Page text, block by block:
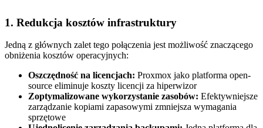
1. Redukcja kosztów infrastruktury
Jedną z głównych zalet tego połączenia jest możliwość znaczącego
obniżenia kosztów operacyjnych:
Oszczędność na licencjach: Proxmox jako platforma open-
source eliminuje koszty licencji za hiperwizor
Zoptymalizowane wykorzystanie zasobów: Efektywniejsze
zarządzanie kopiami zapasowymi zmniejsza wymagania
sprzętowe